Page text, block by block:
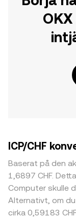
ICP/CHF
Baserat på den
1,6897 CHF.
Computer skulle
Alternativt, om du
cirka 0,59183